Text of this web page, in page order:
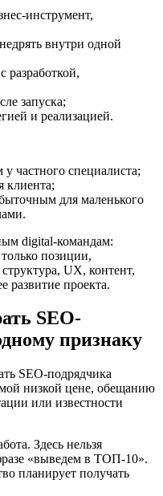
инструмент,
внутри одной
разработкой,
запуска;
и реализацией.
частного специалиста;
клиента;
для маленького
digital-командам:
позиции,
UX, контент,
развитие проекта.
SEO-
признаку
SEO-подрядчика
низкой цене, обещанию
или известности
Здесь нельзя
«выведем в ТОП-10».
планирует получать